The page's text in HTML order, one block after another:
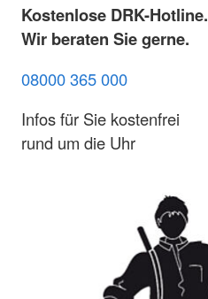
Kostenlose DRK-Hotline.
Wir beraten Sie gerne.
08000 365 000
Infos für Sie kostenfrei
rund um die Uhr